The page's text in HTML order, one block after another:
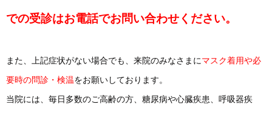
での受診はお電話でお問い合わせください。
また、上記症状がない場合でも、来院のみなさまにマスク着用や必
要時の問診・検温をお願いしております。
当院には、毎日多数のご高齢の方、糖尿病や心臓疾患、呼吸器疾